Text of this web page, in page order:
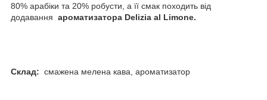
80% арабіки та 20% робусти, а її смак походить від
додавання ароматизатора Delizia al Limone.
Склад: смажена мелена кава, ароматизатор